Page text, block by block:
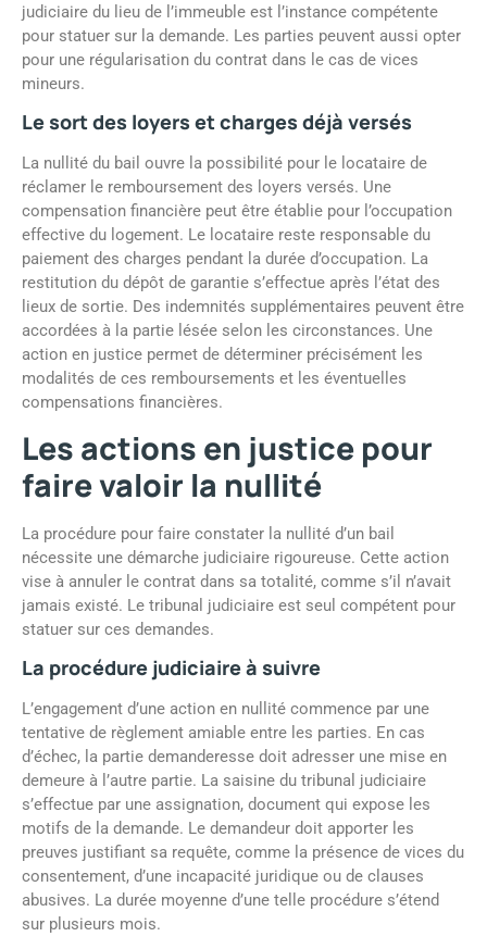
judiciaire du lieu de l’immeuble est l’instance compétente
pour statuer sur la demande. Les parties peuvent aussi opter
pour une régularisation du contrat dans le cas de vices
mineurs.
Le sort des loyers et charges déjà versés
La nullité du bail ouvre la possibilité pour le locataire de
réclamer le remboursement des loyers versés. Une
compensation financière peut être établie pour l’occupation
effective du logement. Le locataire reste responsable du
paiement des charges pendant la durée d’occupation. La
restitution du dépôt de garantie s’effectue après l’état des
lieux de sortie. Des indemnités supplémentaires peuvent être
accordées à la partie lésée selon les circonstances. Une
action en justice permet de déterminer précisément les
modalités de ces remboursements et les éventuelles
compensations financières.
Les actions en justice pour
faire valoir la nullité
La procédure pour faire constater la nullité d’un bail
nécessite une démarche judiciaire rigoureuse. Cette action
vise à annuler le contrat dans sa totalité, comme s’il n’avait
jamais existé. Le tribunal judiciaire est seul compétent pour
statuer sur ces demandes.
La procédure judiciaire à suivre
L’engagement d’une action en nullité commence par une
tentative de règlement amiable entre les parties. En cas
d’échec, la partie demanderesse doit adresser une mise en
demeure à l’autre partie. La saisine du tribunal judiciaire
s’effectue par une assignation, document qui expose les
motifs de la demande. Le demandeur doit apporter les
preuves justifiant sa requête, comme la présence de vices du
consentement, d’une incapacité juridique ou de clauses
abusives. La durée moyenne d’une telle procédure s’étend
sur plusieurs mois.